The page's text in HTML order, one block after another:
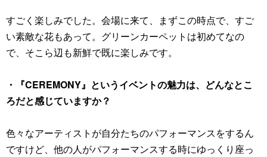
すごく楽しみでした。会場に来て、まずこの時点で、すご
い素敵な花もあって。グリーンカーペットは初めてなの
で、そこら辺も新鮮で既に楽しみです。
・『CEREMONY』というイベントの魅力は、どんなとこ
ろだと感じていますか？
色々なアーティストが自分たちのパフォーマンスをするん
ですけど、他の人がパフォーマンスする時にゆっくり座っ